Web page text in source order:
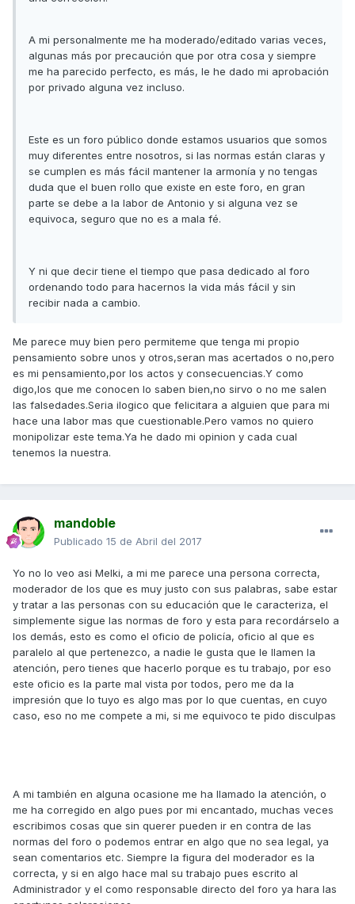
A mi personalmente me ha moderado/editado varias veces,
algunas más por precaución que por otra cosa y siempre
me ha parecido perfecto, es más, le he dado mi aprobación
por privado alguna vez incluso.
Este es un foro público donde estamos usuarios que somos
muy diferentes entre nosotros, si las normas están claras y
se cumplen es más fácil mantener la armonía y no tengas
duda que el buen rollo que existe en este foro, en gran
parte se debe a la labor de Antonio y si alguna vez se
equivoca, seguro que no es a mala fé.
Y ni que decir tiene el tiempo que pasa dedicado al foro
ordenando todo para hacernos la vida más fácil y sin
recibir nada a cambio.
Me parece muy bien pero permiteme que tenga mi propio
pensamiento sobre unos y otros,seran mas acertados o no,pero
es mi pensamiento,por los actos y consecuencias.Y como
digo,los que me conocen lo saben bien,no sirvo o no me salen
las falsedades.Seria ilogico que felicitara a alguien que para mi
hace una labor mas que cuestionable.Pero vamos no quiero
monipolizar este tema.Ya he dado mi opinion y cada cual
tenemos la nuestra.
mandoble
Publicado 15 de Abril del 2017
Yo no lo veo asi Melki, a mi me parece una persona correcta,
moderador de los que es muy justo con sus palabras, sabe estar
y tratar a las personas con su educación que le caracteriza, el
simplemente sigue las normas de foro y esta para recordárselo a
los demás, esto es como el oficio de policía, oficio al que es
paralelo al que pertenezco, a nadie le gusta que le llamen la
atención, pero tienes que hacerlo porque es tu trabajo, por eso
este oficio es la parte mal vista por todos, pero me da la
impresión que lo tuyo es algo mas por lo que cuentas, en cuyo
caso, eso no me compete a mi, si me equivoco te pido disculpas
A mi también en alguna ocasione me ha llamado la atención, o
me ha corregido en algo pues por mi encantado, muchas veces
escribimos cosas que sin querer pueden ir en contra de las
normas del foro o podemos entrar en algo que no sea legal, ya
sean comentarios etc. Siempre la figura del moderador es la
correcta, y si en algo hace mal su trabajo pues escrito al
Administrador y el como responsable directo del foro ya hara las